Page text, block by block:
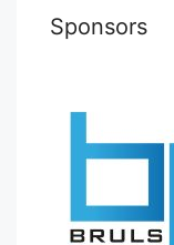
Sponsors